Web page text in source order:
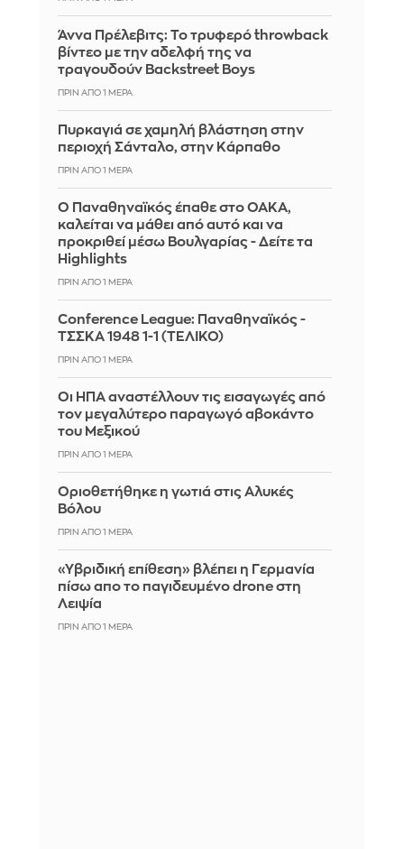
Άννα Πρέλεβιτς: Το τρυφερό throwback
βίντεο με την αδελφή της να
τραγουδούν Backstreet Boys
ΠΡΙΝ ΑΠΌ 1 ΜΈΡΑ
Πυρκαγιά σε χαμηλή βλάστηση στην
περιοχή Σάνταλο, στην Κάρπαθο
ΠΡΙΝ ΑΠΌ 1 ΜΈΡΑ
Ο Παναθηναϊκός έπαθε στο ΟΑΚΑ,
καλείται να μάθει από αυτό και να
προκριθεί μέσω Βουλγαρίας - Δείτε τα
Highlights
ΠΡΙΝ ΑΠΌ 1 ΜΈΡΑ
Conference League: Παναθηναϊκός -
ΤΣΣΚΑ 1948 1-1 (ΤΕΛΙΚΟ)
ΠΡΙΝ ΑΠΌ 1 ΜΈΡΑ
Οι ΗΠΑ αναστέλλουν τις εισαγωγές από
τον μεγαλύτερο παραγωγό αβοκάντο
του Μεξικού
ΠΡΙΝ ΑΠΌ 1 ΜΈΡΑ
Οριοθετήθηκε η γωτιά στις Αλυκές
Βόλου
ΠΡΙΝ ΑΠΌ 1 ΜΈΡΑ
«Υβριδική επίθεση» βλέπει η Γερμανία
πίσω απο το παγιδευμένο drone στη
Λειψία
ΠΡΙΝ ΑΠΌ 1 ΜΈΡΑ